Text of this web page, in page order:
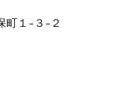
町１−３−２